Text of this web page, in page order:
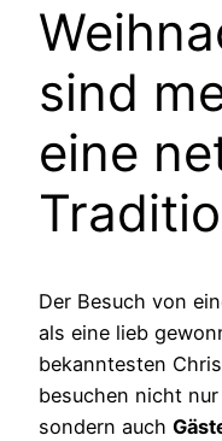
sind
eine
Der Besuch von
als eine lieb
bekanntesten
besuchen nicht
sondern auch